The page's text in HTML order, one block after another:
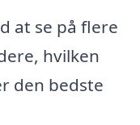
at se på flere
hvilken
den bedste